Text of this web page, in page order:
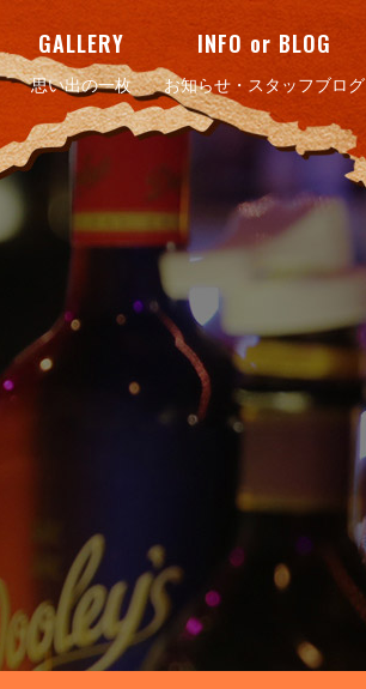
GALLERY
思い出の一枚
INFO or BLOG
お知らせ・スタッフブログ